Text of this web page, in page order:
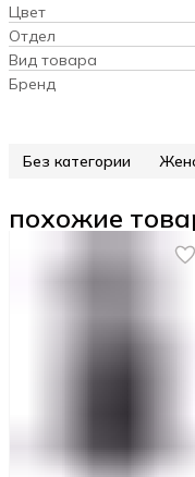
Цвет
Отдел
Вид товара
Бренд
Без категории
похожие